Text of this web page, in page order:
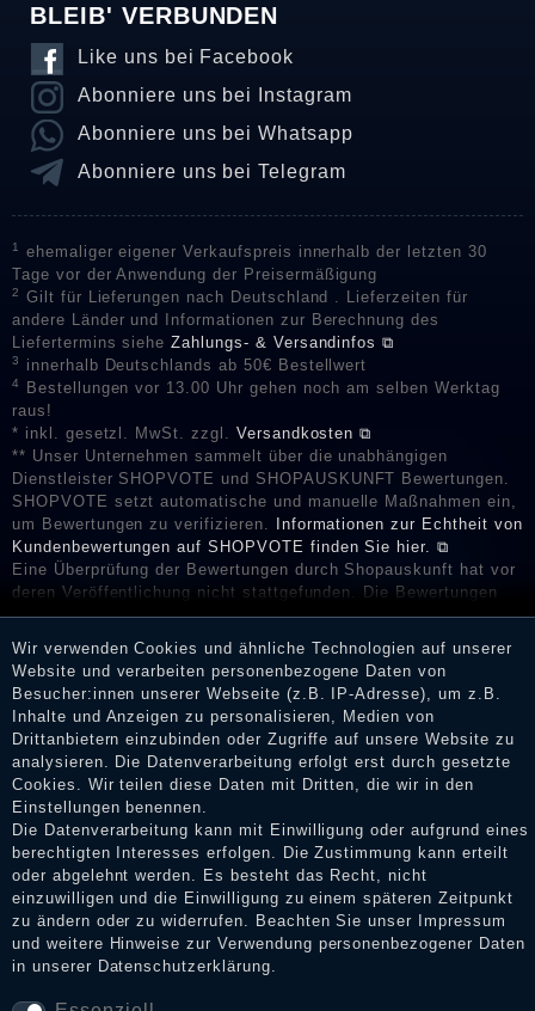
BLEIB' VERBUNDEN
Like uns bei Facebook
Abonniere uns bei Instagram
Abonniere uns bei Whatsapp
Abonniere uns bei Telegram
1
ehemaliger eigener Verkaufspreis innerhalb der letzten 30
Tage vor der Anwendung der Preisermäßigung
2
Gilt für Lieferungen nach Deutschland . Lieferzeiten für
andere Länder und Informationen zur Berechnung des
Liefertermins sieheZahlungs- & Versandinfos ⧉
3 innerhalb Deutschlands ab 50€ Bestellwert
4
Bestellungen vor 13.00 Uhr gehen noch am selben Werktag
raus!
* inkl. gesetzl. MwSt. zzgl. Versandkosten ⧉
** Unser Unternehmen sammelt über die unabhängigen
Dienstleister SHOPVOTE und SHOPAUSKUNFT Bewertungen.
SHOPVOTE setzt automatische und manuelle Maßnahmen ein,
um Bewertungen zu verifizieren.
Informationen zur Echtheit von
Kundenbewertungen auf SHOPVOTE finden Sie hier. ⧉
Eine Überprüfung der Bewertungen durch Shopauskunft hat vor
deren Veröffentlichung nicht stattgefunden. Die Bewertungen
könnten von Verbrauchern stammen, die die Ware oder
Erhalt einer Benachrichtigungs-E-Mail können Händler die
Bewertungen verifizieren und über die erfolgte Verifizierung im
Impressum
Daten­schutz­erklärung
AGB
Wir verwenden Cookies und ähnliche Technologien auf unserer
Website und verarbeiten personenbezogene Daten von
Besucher:innen unserer Webseite (z.B. IP-Adresse), um z.B.
Inhalte und Anzeigen zu personalisieren, Medien von
Drittanbietern einzubinden oder Zugriffe auf unsere Website zu
analysieren. Die Datenverarbeitung erfolgt erst durch gesetzte
Cookies. Wir teilen diese Daten mit Dritten, die wir in den
Einstellungen benennen.
Die Datenverarbeitung kann mit Einwilligung oder aufgrund eines
berechtigten Interesses erfolgen. Die Zustimmung kann erteilt
oder abgelehnt werden. Es besteht das Recht, nicht
einzuwilligen und die Einwilligung zu einem späteren Zeitpunkt
zu ändern oder zu widerrufen. Beachten Sie unser
Impressum
und weitere Hinweise zur Verwendung personenbezogener Daten
in unserer Daten­schutz­erklärung.